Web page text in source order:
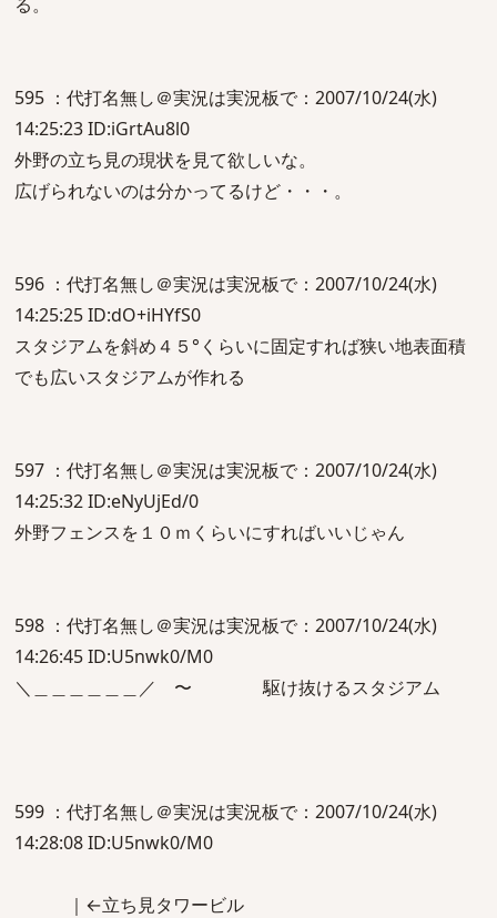
595 ：代打名無し＠実況は実況板で：2007/10/24(水)
14:25:23 ID:iGrtAu8l0
外野の立ち見の現状を見て欲しいな。
広げられないのは分かってるけど・・・。
596 ：代打名無し＠実況は実況板で：2007/10/24(水)
14:25:25 ID:dO+iHYfS0
スタジアムを斜め４５°くらいに固定すれば狭い地表面積
でも広いスタジアムが作れる
597 ：代打名無し＠実況は実況板で：2007/10/24(水)
14:25:32 ID:eNyUjEd/0
外野フェンスを１０ｍくらいにすればいいじゃん
598 ：代打名無し＠実況は実況板で：2007/10/24(水)
14:26:45 ID:U5nwk0/M0
＼＿＿＿＿＿＿／ 〜 駆け抜けるスタジアム
599 ：代打名無し＠実況は実況板で：2007/10/24(水)
14:28:08 ID:U5nwk0/M0
｜←立ち見タワービル